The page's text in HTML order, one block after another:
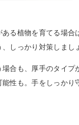
る植物を育てる場
しっかり対策しまし
合も、厚手のタイ
性も。手をしっか